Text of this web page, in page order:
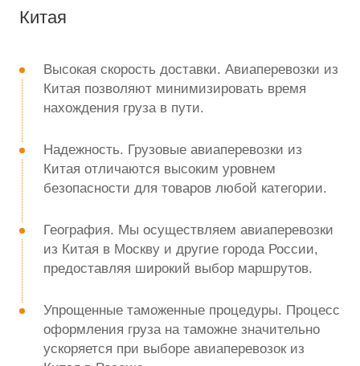
Китая
Высокая скорость доставки. Авиаперевозки из
Китая позволяют минимизировать время
нахождения груза в пути.
Надежность. Грузовые авиаперевозки из
Китая отличаются высоким уровнем
безопасности для товаров любой категории.
География. Мы осуществляем авиаперевозки
из Китая в Москву и другие города России,
предоставляя широкий выбор маршрутов.
Упрощенные таможенные процедуры. Процесс
оформления груза на таможне значительно
ускоряется при выборе авиаперевозок из